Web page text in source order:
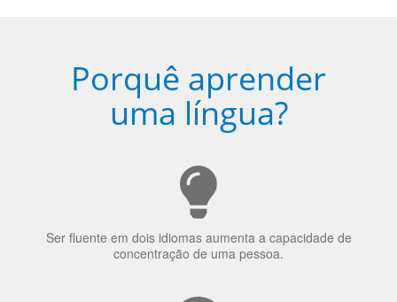
uma língua?
Ser fluente em dois idiomas aumenta a capacidade de
concentração de uma pessoa.